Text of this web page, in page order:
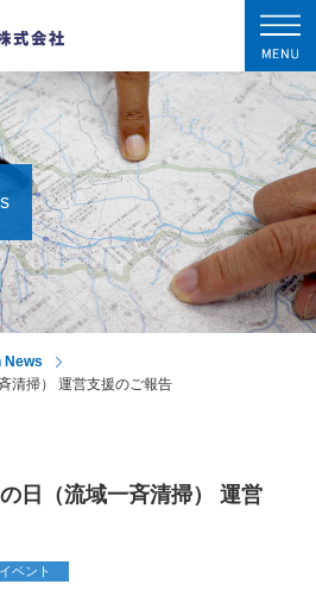
nav
News
清掃） 運営支援のご報告
日（流域一斉清掃） 運営
ベント